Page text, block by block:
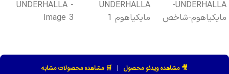
🎥 مشاهده ویدئو محصول | 🛒 مشاهده محصولات مشابه